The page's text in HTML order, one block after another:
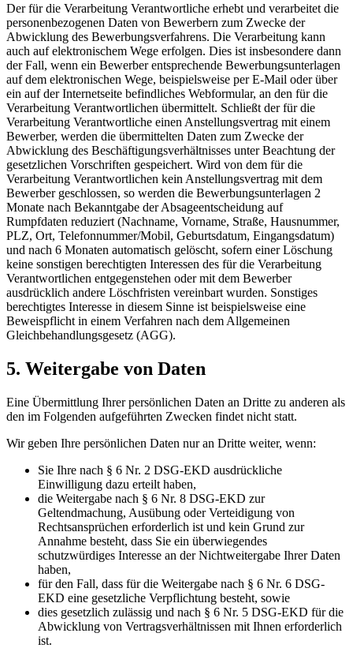
Der für die Verarbeitung Verantwortliche erhebt und verarbeitet die
personenbezogenen Daten von Bewerbern zum Zwecke der
Abwicklung des Bewerbungsverfahrens. Die Verarbeitung kann
auch auf elektronischem Wege erfolgen. Dies ist insbesondere dann
der Fall, wenn ein Bewerber entsprechende Bewerbungsunterlagen
auf dem elektronischen Wege, beispielsweise per E-Mail oder über
ein auf der Internetseite befindliches Webformular, an den für die
Verarbeitung Verantwortlichen übermittelt. Schließt der für die
Verarbeitung Verantwortliche einen Anstellungsvertrag mit einem
Bewerber, werden die übermittelten Daten zum Zwecke der
Abwicklung des Beschäftigungsverhältnisses unter Beachtung der
gesetzlichen Vorschriften gespeichert. Wird von dem für die
Verarbeitung Verantwortlichen kein Anstellungsvertrag mit dem
Bewerber geschlossen, so werden die Bewerbungsunterlagen 2
Monate nach Bekanntgabe der Absageentscheidung auf
Rumpfdaten reduziert (Nachname, Vorname, Straße, Hausnummer,
PLZ, Ort, Telefonnummer/Mobil, Geburtsdatum, Eingangsdatum)
und nach 6 Monaten automatisch gelöscht, sofern einer Löschung
keine sonstigen berechtigten Interessen des für die Verarbeitung
Verantwortlichen entgegenstehen oder mit dem Bewerber
ausdrücklich andere Löschfristen vereinbart wurden. Sonstiges
berechtigtes Interesse in diesem Sinne ist beispielsweise eine
Beweispflicht in einem Verfahren nach dem Allgemeinen
Gleichbehandlungsgesetz (AGG).
5. Weitergabe von Daten
Eine Übermittlung Ihrer persönlichen Daten an Dritte zu anderen als
den im Folgenden aufgeführten Zwecken findet nicht statt.
Wir geben Ihre persönlichen Daten nur an Dritte weiter, wenn:
Sie Ihre nach § 6 Nr. 2 DSG-EKD ausdrückliche
Einwilligung dazu erteilt haben,
die Weitergabe nach § 6 Nr. 8 DSG-EKD zur
Geltendmachung, Ausübung oder Verteidigung von
Rechtsansprüchen erforderlich ist und kein Grund zur
Annahme besteht, dass Sie ein überwiegendes
schutzwürdiges Interesse an der Nichtweitergabe Ihrer Daten
haben,
für den Fall, dass für die Weitergabe nach § 6 Nr. 6 DSG-
EKD eine gesetzliche Verpflichtung besteht, sowie
dies gesetzlich zulässig und nach § 6 Nr. 5 DSG-EKD für die
Abwicklung von Vertragsverhältnissen mit Ihnen erforderlich
ist.